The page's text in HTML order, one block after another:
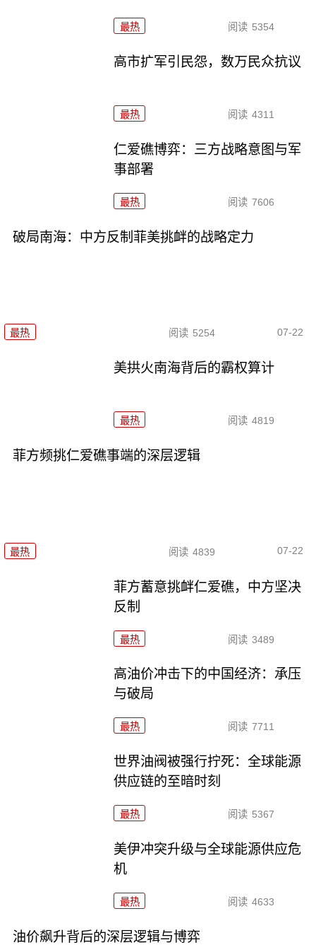
最热 阅读 5354
高市扩军引民怨，数万民众抗议
最热 阅读 4311
仁爱礁博弈：三方战略意图与军
事部署
最热 阅读 7606
破局南海：中方反制菲美挑衅的战略定力
最热 阅读 5254 07-22
美拱火南海背后的霸权算计
最热 阅读 4819
菲方频挑仁爱礁事端的深层逻辑
最热 阅读 4839 07-22
菲方蓄意挑衅仁爱礁，中方坚决
反制
最热 阅读 3489
高油价冲击下的中国经济：承压
与破局
最热 阅读 7711
世界油阀被强行拧死：全球能源
供应链的至暗时刻
最热 阅读 5367
美伊冲突升级与全球能源供应危
机
最热 阅读 4633
油价飙升背后的深层逻辑与博弈